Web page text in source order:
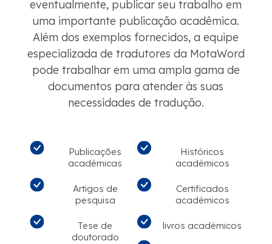
eventualmente, publicar seu trabalho em
uma importante publicação acadêmica.
Além dos exemplos fornecidos, a equipe
especializada de tradutores da MotaWord
pode trabalhar em uma ampla gama de
documentos para atender às suas
necessidades de tradução.
Publicações
acadêmicas
Artigos de
pesquisa
Tese de
doutorado
Históricos
acadêmicos
Certificados
acadêmicos
livros acadêmicos